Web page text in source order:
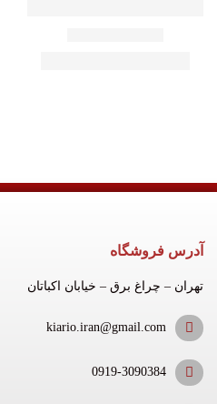
آدرس فروشگاه
تهران – چراغ برق – خیابان اکباتان
kiario.iran@gmail.com
0919-3090384